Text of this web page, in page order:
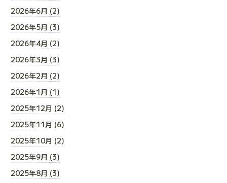
2026年6月 (2)
2026年5月 (3)
2026年4月 (2)
2026年3月 (3)
2026年2月 (2)
2026年1月 (1)
2025年12月 (2)
2025年11月 (6)
2025年10月 (2)
2025年9月 (3)
2025年8月 (3)